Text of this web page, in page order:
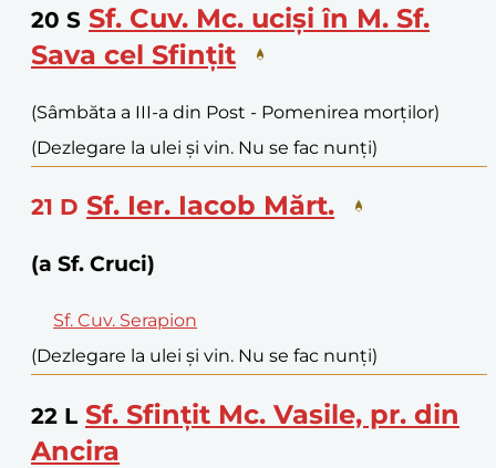
20 S Sf. Cuv. Mc. uciși în M. Sf.
Sava cel Sfințit
(Sâmbăta a III-a din Post - Pomenirea morților)
(Dezlegare la ulei și vin. Nu se fac nunți)
21 D Sf. Ier. Iacob Mărt.
(a Sf. Cruci)
Sf. Cuv. Serapion
(Dezlegare la ulei și vin. Nu se fac nunți)
22 L Sf. Sfințit Mc. Vasile, pr. din
Ancira